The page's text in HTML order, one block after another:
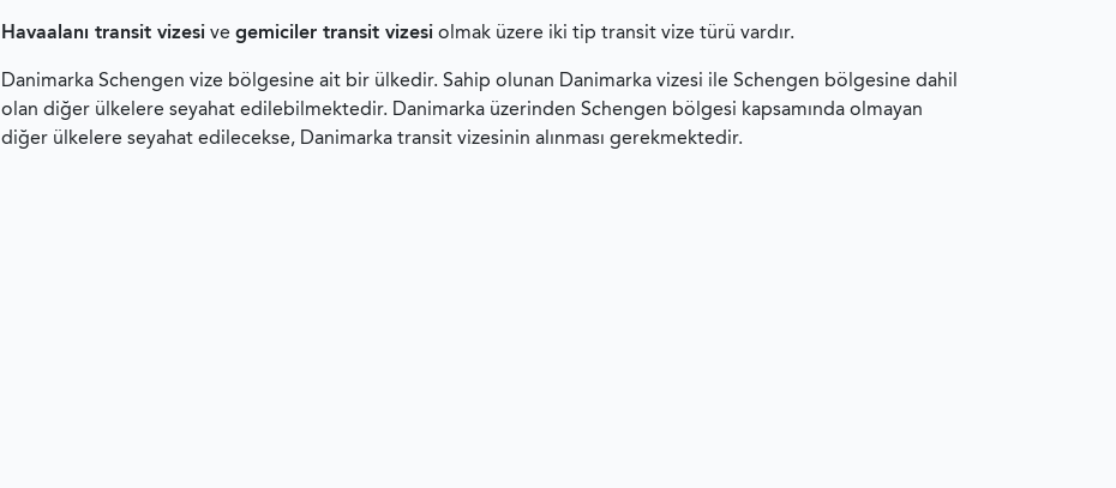
Havaalanı transit vizesi ve gemiciler transit vizesi olmak üzere iki tip transit vize türü vardır.
Danimarka Schengen vize bölgesine ait bir ülkedir. Sahip olunan Danimarka vizesi ile Schengen bölgesine dahil
olan diğer ülkelere seyahat edilebilmektedir. Danimarka üzerinden Schengen bölgesi kapsamında olmayan
diğer ülkelere seyahat edilecekse, Danimarka transit vizesinin alınması gerekmektedir.